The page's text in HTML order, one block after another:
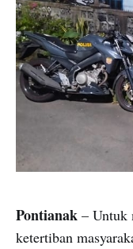
Pontianak – Untuk
ketertiban